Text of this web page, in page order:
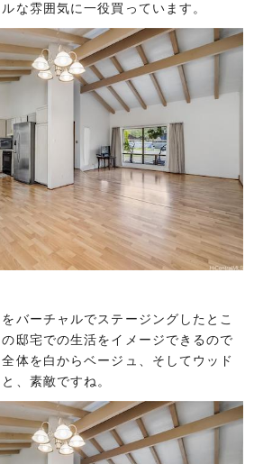
な雰囲気に一役買っています。
バーチャルでステージングしたとこ
邸宅での生活をイメージできるので
体を白からベージュ、そしてウッド
、素敵ですね。